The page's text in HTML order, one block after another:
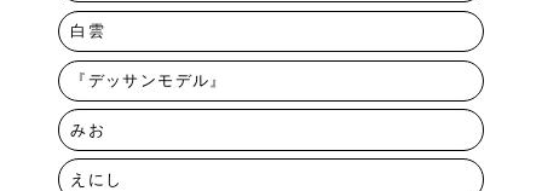
白雲
『デッサンモデル』
みお
えにし